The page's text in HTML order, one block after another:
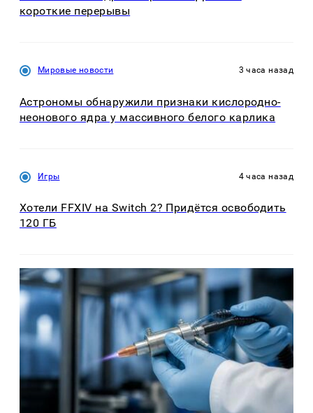
короткие перерывы
Мировые новости 3 часа назад
Астрономы обнаружили признаки кислородно-
неонового ядра у массивного белого карлика
Игры 4 часа назад
Хотели FFXIV на Switch 2? Придётся освободить
120 ГБ